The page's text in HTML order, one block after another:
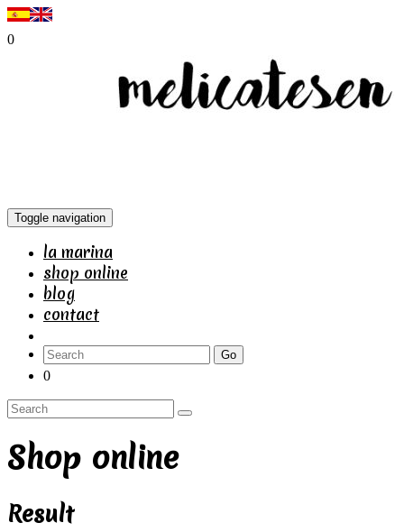
0
Toggle navigation
la marina
shop online
blog
contact
Go
0
Shop online
Result